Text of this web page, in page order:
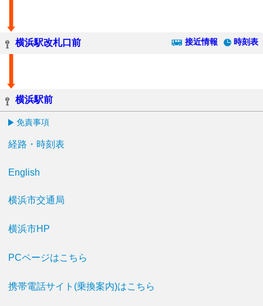
横浜駅改札口前 接近情報 時刻表
横浜駅前
免責事項
経路・時刻表
English
横浜市交通局
横浜市HP
PCページはこちら
携帯電話サイト(乗換案内)はこちら